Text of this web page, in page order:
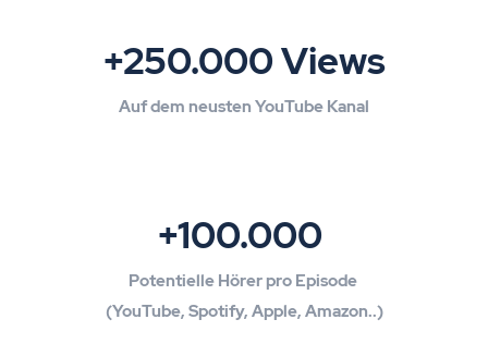
+250.000 Views
Auf dem neusten YouTube Kanal
+100.000
Potentielle Hörer pro Episode
(YouTube, Spotify, Apple, Amazon..)